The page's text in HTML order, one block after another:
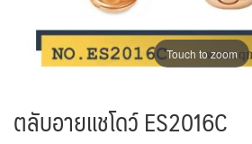
Touch to zoom
ตลับอายแชโดว์ ES2016C